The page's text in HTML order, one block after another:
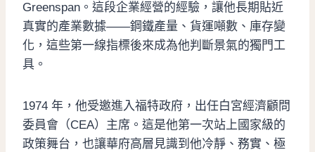
Greenspan。這段企業經營的經驗，讓他長期貼近
真實的產業數據——鋼鐵產量、貨運噸數、庫存變
化，這些第一線指標後來成為他判斷景氣的獨門工
具。
1974 年，他受邀進入福特政府，出任白宮經濟顧問
委員會（CEA）主席。這是他第一次站上國家級的
政策舞台，也讓華府高層見識到他冷靜、務實、極